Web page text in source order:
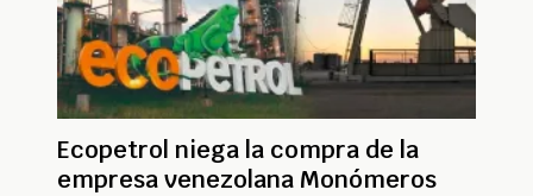
Ecopetrol niega la compra de la
empresa venezolana Monómeros